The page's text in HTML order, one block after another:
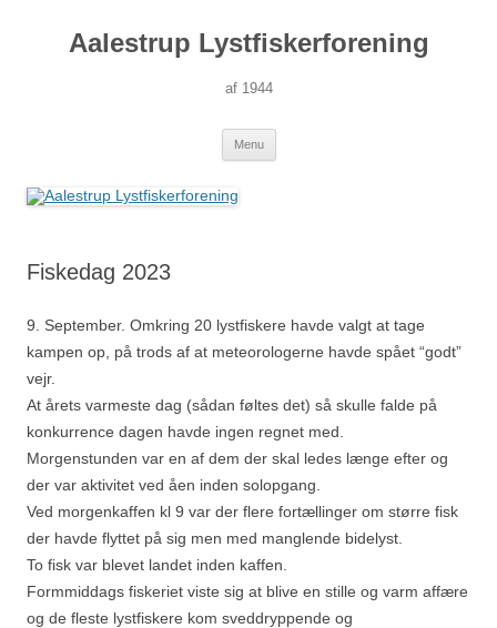
indholdAalestrup Lystfiskerforening
af 1944
Menu
Fiskedag 2023
9. September. Omkring 20 lystfiskere havde valgt at tage
kampen op, på trods af at meteorologerne havde spået “godt”
vejr.
At årets varmeste dag (sådan føltes det) så skulle falde på
konkurrence dagen havde ingen regnet med.
Morgenstunden var en af dem der skal ledes længe efter og
der var aktivitet ved åen inden solopgang.
Ved morgenkaffen kl 9 var der flere fortællinger om større fisk
der havde flyttet på sig men med manglende bidelyst.
To fisk var blevet landet inden kaffen.
Formmiddags fiskeriet viste sig at blive en stille og varm affære
og de fleste lystfiskere kom sveddryppende og